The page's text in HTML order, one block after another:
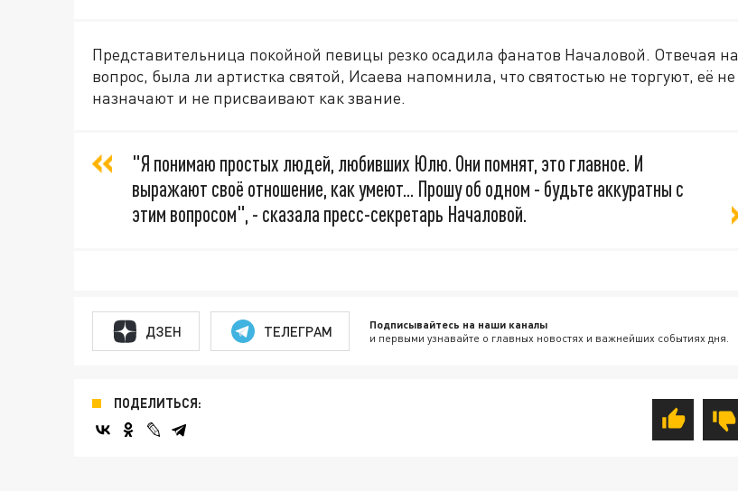
Представительница покойной певицы резко осадила фанатов Началовой. Отвечая на
вопрос, была ли артистка святой, Исаева напомнила, что святостью не торгуют, её не
назначают и не присваивают как звание.
"Я понимаю простых людей, любивших Юлю. Они помнят, это главное. И
выражают своё отношение, как умеют... Прошу об одном - будьте аккуратны с
этим вопросом", - сказала пресс-секретарь Началовой.
ДЗЕН ТЕЛЕГРАМ Подписывайтесь на наши каналы
и первыми узнавайте о главных новостях и важнейших событиях дня.
ПОДЕЛИТЬСЯ: